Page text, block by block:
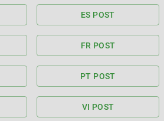
ES POST
FR POST
PT POST
VI POST